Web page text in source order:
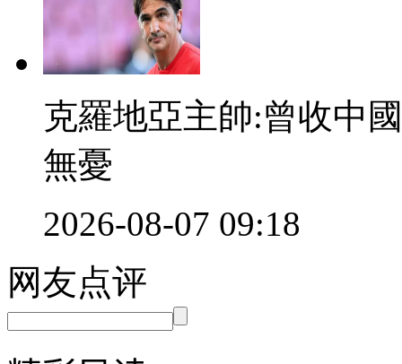
克羅地亞主帥:曾收中
無憂
2026-08-07 09:18
网友点评